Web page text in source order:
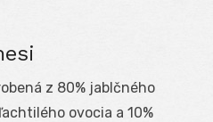
z 80% jablčného
ovocia a 10%